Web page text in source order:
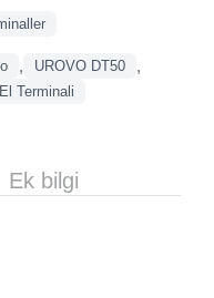
, UROVO DT50 ,
Terminali
Ek bilgi